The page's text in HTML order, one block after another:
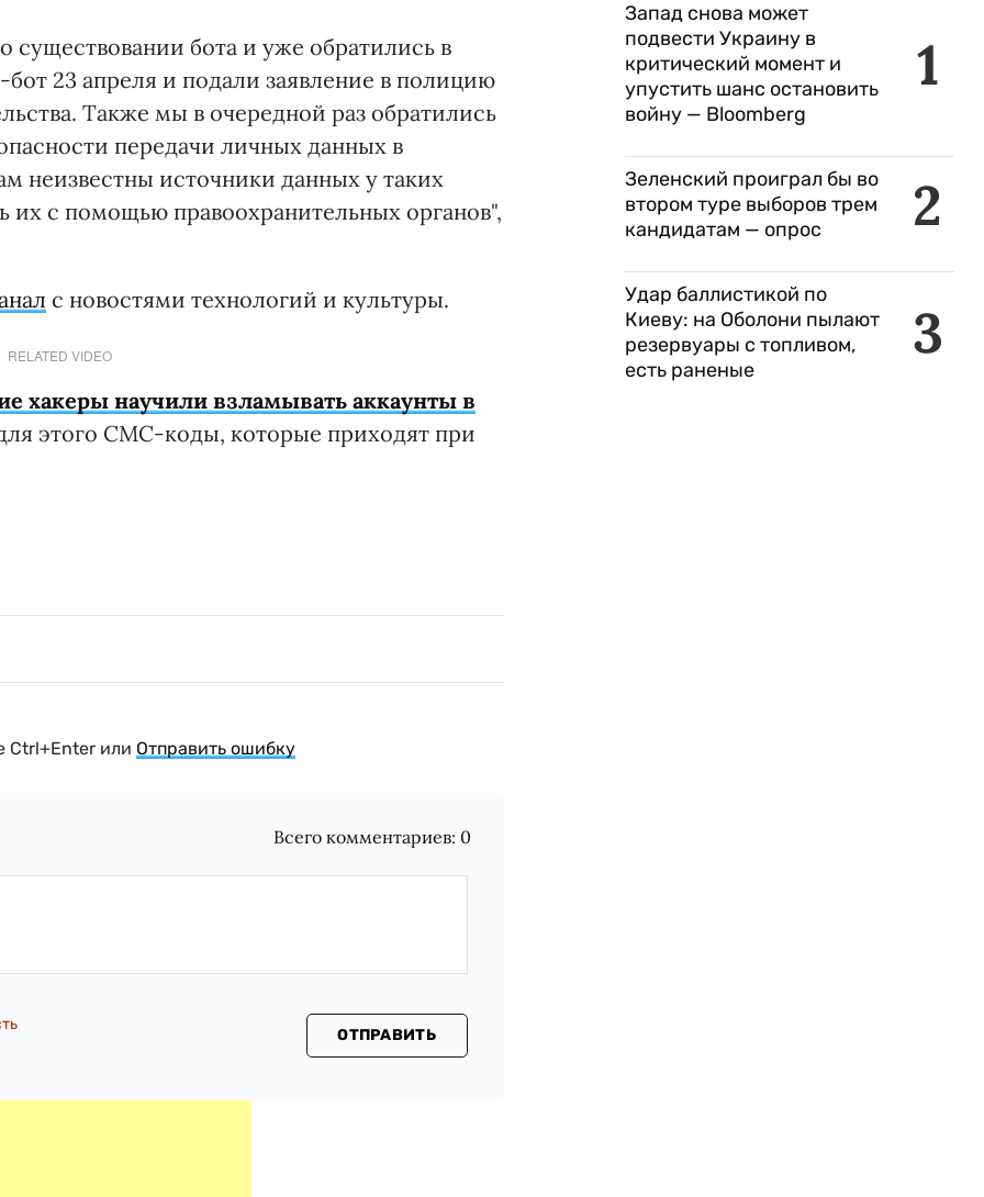
существовании бота и уже обратились в
23 апреля и подали заявление в полицию
Также мы в очередной раз обратились
передачи личных данных в
неизвестны источники данных у таких
с помощью правоохранительных органов",
с новостями технологий и культуры.
RELATED VIDEO
хакеры научили взламывать аккаунты в
этого СМС-коды, которые приходят при
Ctrl+Enter или Отправить ошибку
Всего комментариев: 0
ОТПРАВИТЬ
1
Запад снова может
подвести Украину в
критический момент и
упустить шанс остановить
войну — Bloomberg
2
Зеленский проиграл бы во
втором туре выборов трем
кандидатам — опрос
3
Удар баллистикой по
Киеву: на Оболони пылают
резервуары с топливом,
есть раненые